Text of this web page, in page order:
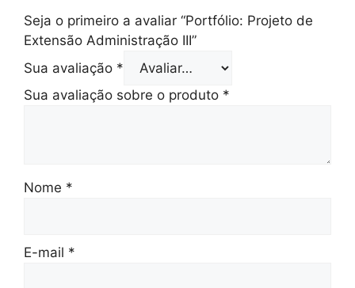
Seja o primeiro a avaliar “Portfólio: Projeto de
Extensão Administração III”
Sua avaliação *
Sua avaliação sobre o produto *
Nome *
E-mail *